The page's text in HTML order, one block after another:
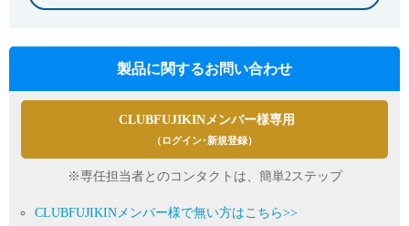
製品に関するお問い合わせ
CLUBFUJIKINメンバー様専用
（ログイン･新規登録）
※専任担当者とのコンタクトは、簡単2ステップ
CLUBFUJIKINメンバー様で無い方はこちら>>